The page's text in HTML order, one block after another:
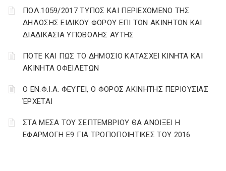
ΠΟΛ.1059/2017 ΤΥΠΟΣ ΚΑΙ ΠΕΡΙΕΧΟΜΕΝΟ ΤΗΣ
ΔΗΛΩΣΗΣ ΕΙΔΙΚΟΥ ΦΟΡΟΥ ΕΠΙ ΤΩΝ ΑΚΙΝΗΤΩΝ ΚΑΙ
ΔΙΑΔΙΚΑΣΙΑ ΥΠΟΒΟΛΗΣ ΑΥΤΗΣ
ΠΟΤΕ ΚΑΙ ΠΩΣ ΤΟ ΔΗΜΟΣΙΟ ΚΑΤΑΣΧΕΙ ΚΙΝΗΤΑ ΚΑΙ
ΑΚΙΝΗΤΑ ΟΦΕΙΛΕΤΩΝ
Ο ΕΝ.Φ.Ι.Α. ΦΕΥΓΕΙ, Ο ΦΟΡΟΣ ΑΚΙΝΗΤΗΣ ΠΕΡΙΟΥΣΙΑΣ
ΈΡΧΕΤΑΙ
ΣΤΑ ΜΕΣΑ ΤΟΥ ΣΕΠΤΕΜΒΡΙΟΥ ΘΑ ΑΝΟΙΞΕΙ Η
ΕΦΑΡΜΟΓΗ Ε9 ΓΙΑ ΤΡΟΠΟΠΟΙΗΤΙΚΕΣ ΤΟΥ 2016